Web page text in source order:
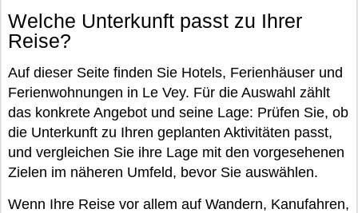
Welche Unterkunft passt zu Ihrer
Reise?
Auf dieser Seite finden Sie Hotels, Ferienhäuser und
Ferienwohnungen in Le Vey. Für die Auswahl zählt
das konkrete Angebot und seine Lage: Prüfen Sie, ob
die Unterkunft zu Ihren geplanten Aktivitäten passt,
und vergleichen Sie ihre Lage mit den vorgesehenen
Zielen im näheren Umfeld, bevor Sie auswählen.
Wenn Ihre Reise vor allem auf Wandern, Kanufahren,